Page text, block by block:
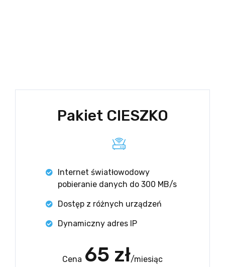
Pakiet CIESZKO
Internet światłowodowy
pobieranie danych do 300 MB/s
Dostęp z różnych urządzeń
Dynamiczny adres IP
Cena 65 zł/miesiąc